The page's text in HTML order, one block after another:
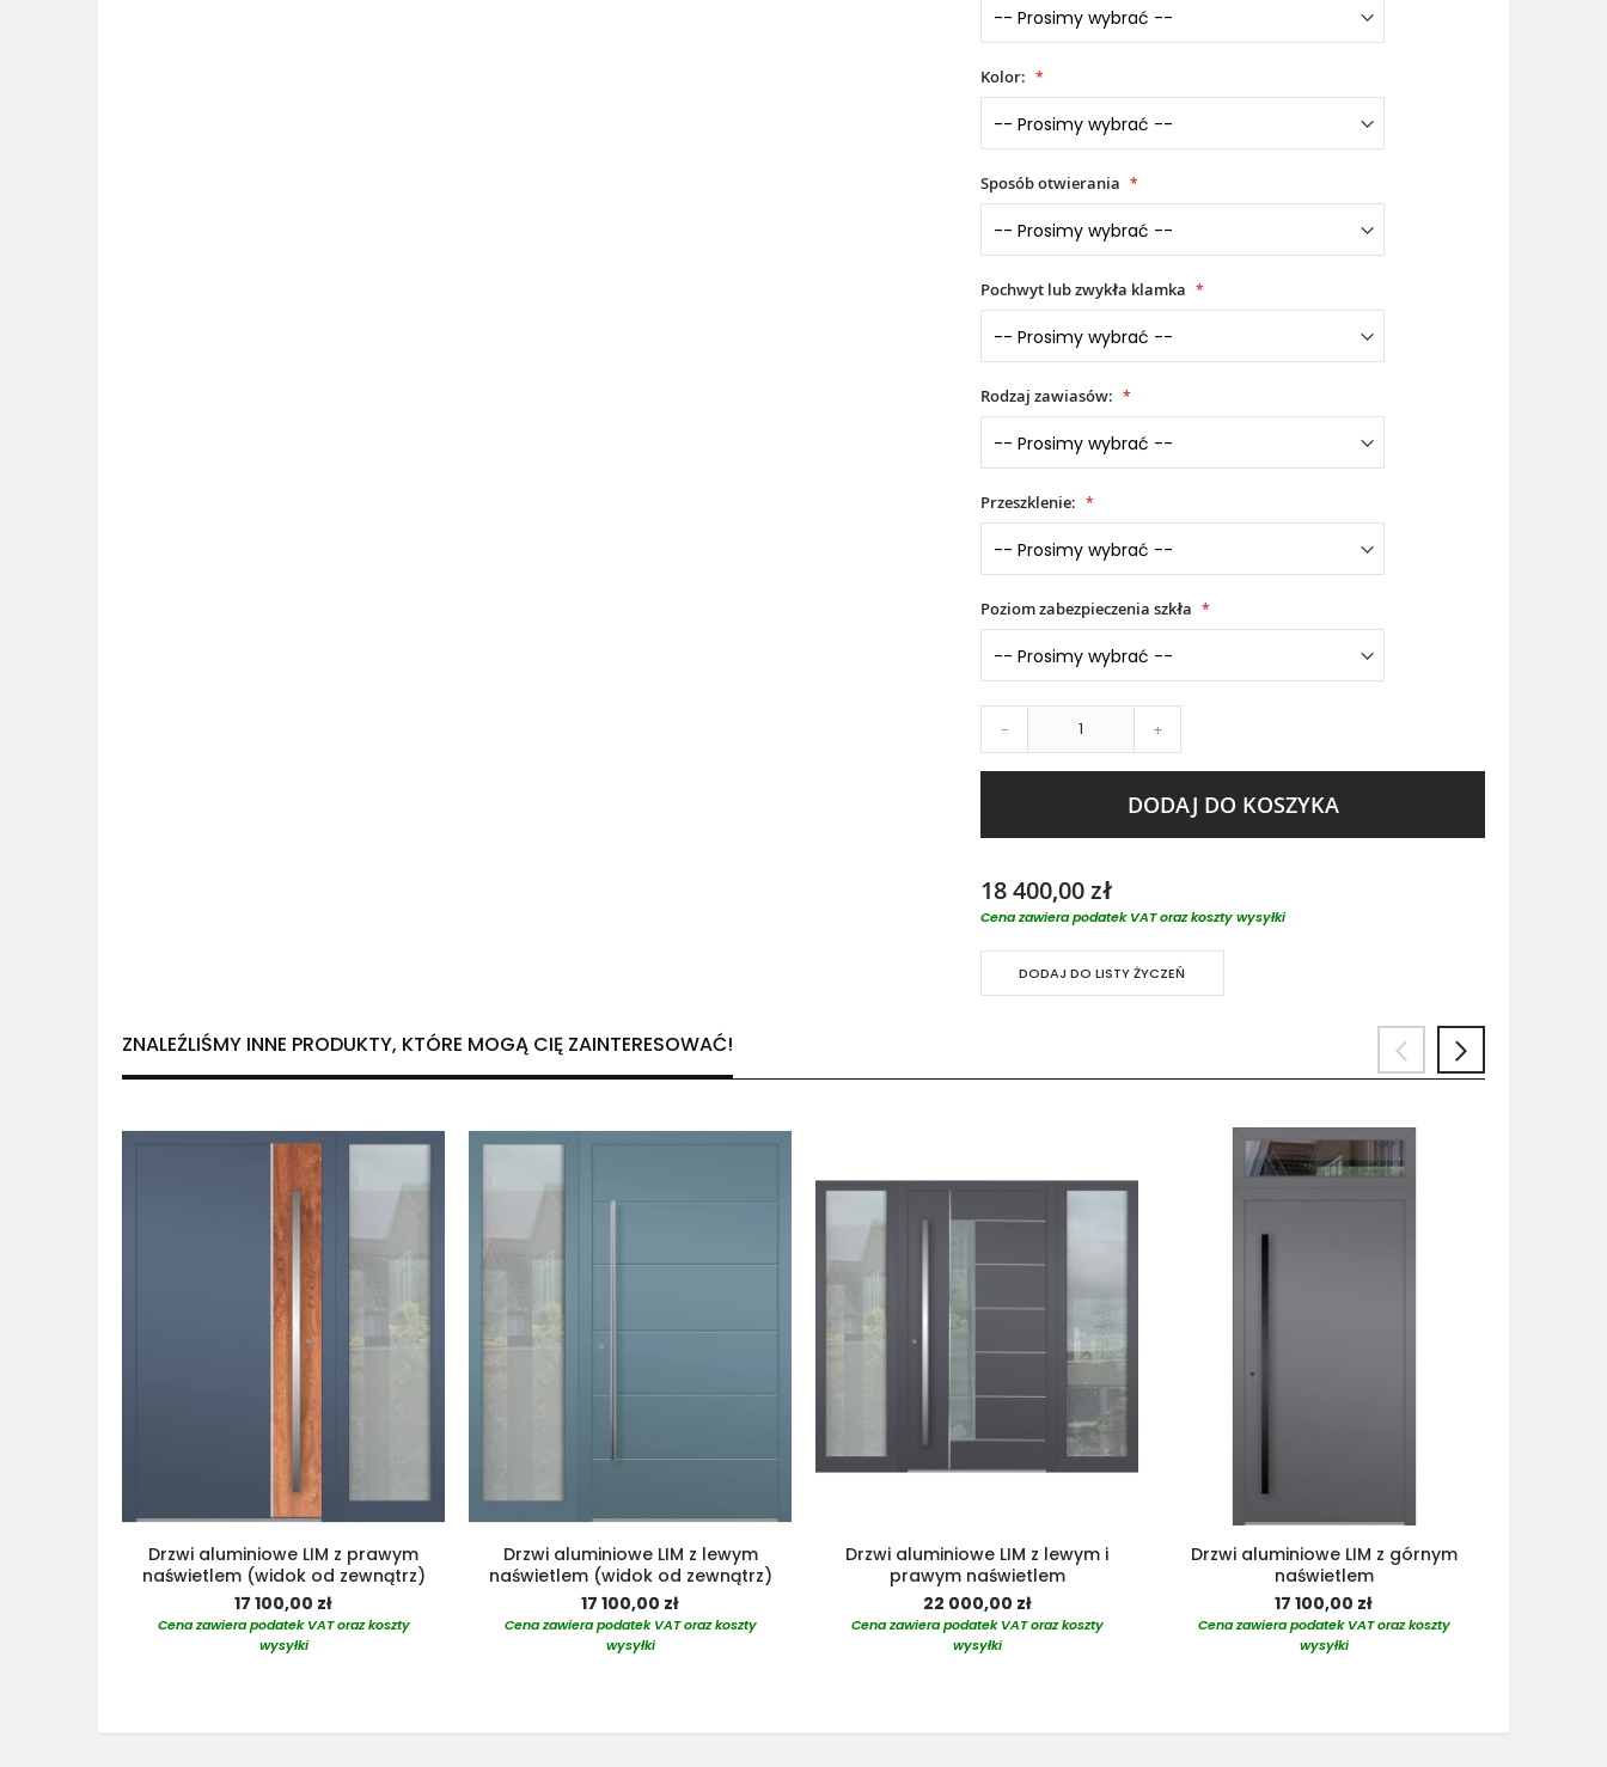
Kolor:
Sposób otwierania
Pochwyt lub zwykła klamka
Rodzaj zawiasów:
Przeszklenie:
Poziom zabezpieczenia szkła
- +
DODAJ DO KOSZYKA
18 400,00 zł
Cena zawiera podatek VAT oraz koszty wysyłki
DODAJ DO LISTY ŻYCZEŃ
ZNALEŹLIŚMY INNE PRODUKTY, KTÓRE MOGĄ CIĘ ZAINTERESOWAĆ!
Drzwi aluminiowe LIM z prawym
naświetlem (widok od zewnątrz)
17 100,00 zł
Cena zawiera podatek VAT oraz koszty
wysyłki
Drzwi aluminiowe LIM z lewym
naświetlem (widok od zewnątrz)
17 100,00 zł
Cena zawiera podatek VAT oraz koszty
wysyłki
Drzwi aluminiowe LIM z lewym i
prawym naświetlem
22 000,00 zł
Cena zawiera podatek VAT oraz koszty
wysyłki
Drzwi aluminiowe LIM z górnym
naświetlem
17 100,00 zł
Cena zawiera podatek VAT oraz koszty
wysyłki